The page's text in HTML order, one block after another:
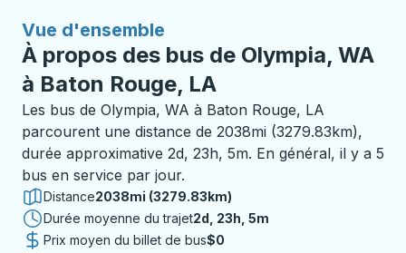
Vue d'ensemble
À propos des bus de Olympia, WA
à Baton Rouge, LA
Les bus de Olympia, WA à Baton Rouge, LA
parcourent une distance de 2038mi (3279.83km),
durée approximative 2d, 23h, 5m. En général, il y a 5
bus en service par jour.
Distance2038mi (3279.83km)
Durée moyenne du trajet2 jours 23 heures 5 minutes
2d, 23h, 5m
Prix moyen du billet de bus$0